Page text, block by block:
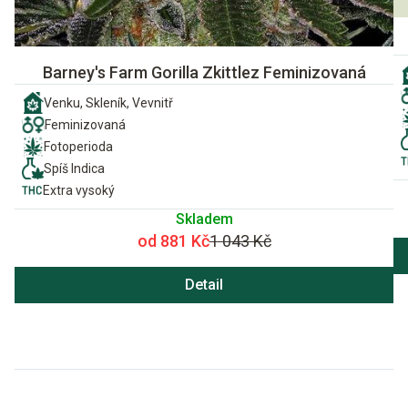
Barney's Farm Gorilla Zkittlez Feminizovaná
Venku, Skleník, Vevnitř
Feminizovaná
Fotoperioda
Spíš Indica
Extra vysoký
Skladem
od 881 Kč1 043 Kč
Detail